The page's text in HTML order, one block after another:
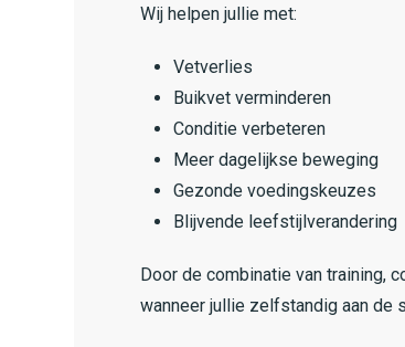
Wij helpen jullie met:
Vetverlies
Buikvet verminderen
Conditie verbeteren
Meer dagelijkse beweging
Gezonde voedingskeuzes
Blijvende leefstijlverandering
Door de combinatie van training,
wanneer jullie zelfstandig aan de